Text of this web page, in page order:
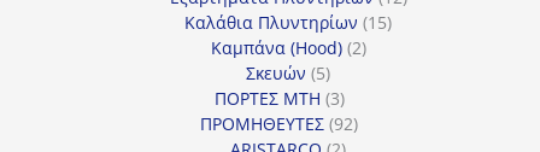
Καλάθια Πλυντηρίων 1515
Καμπάνα (Hood) 22
Σκευών 55
προϊόντα
ΠΟΡΤΕΣ MTH 33
προϊόντα
ΠΡΟΜΗΘΕΥΤΕΣ 9292
2